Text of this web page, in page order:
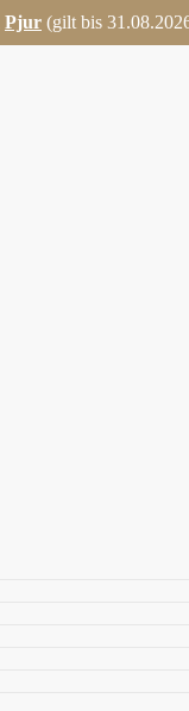
Pjur (gilt bis